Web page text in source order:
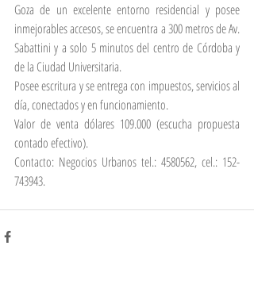
Goza de un excelente entorno residencial y posee
inmejorables accesos, se encuentra a 300 metros de Av.
Sabattini y a solo 5 minutos del centro de Córdoba y
de la Ciudad Universitaria.
Posee escritura y se entrega con impuestos, servicios al
día, conectados y en funcionamiento.
Valor de venta dólares 109.000 (escucha propuesta
contado efectivo).
Contacto: Negocios Urbanos tel.: 4580562, cel.: 152-
743943.